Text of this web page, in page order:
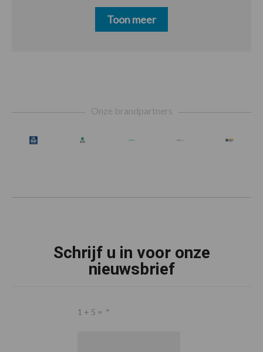
Toon meer
Onze brandpartners
Schrijf u in voor onze
nieuwsbrief
1 + 5 = *